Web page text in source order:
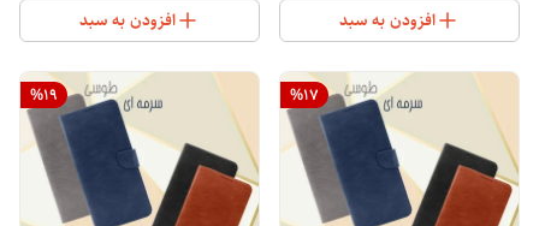
افزودن به سبد افزودن به سبد
%17
%19